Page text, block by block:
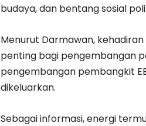
budaya, dan bentang sosial
Menurut Darmawan, kehadiran
penting bagi pengembangan
pengembangan pembangkit
dikeluarkan.
Sebagai informasi, energi